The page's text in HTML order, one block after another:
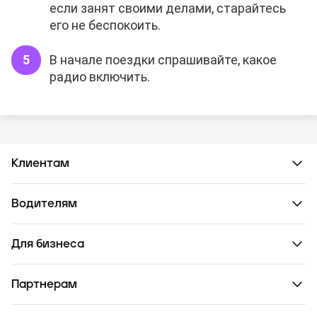
если занят своими делами, старайтесь
его не беспокоить.
В начале поездки спрашивайте, какое
радио включить.
Клиентам
Водителям
Для бизнеса
Партнерам